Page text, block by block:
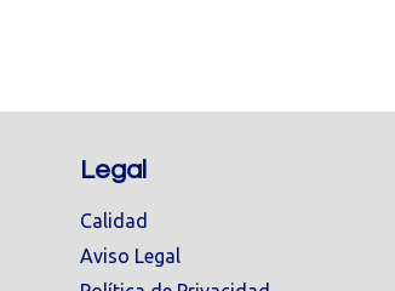
Legal
Calidad
Aviso Legal